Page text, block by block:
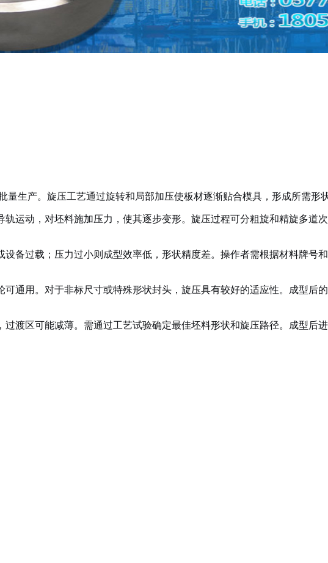
生产。旋压工艺通过旋转和局部加压使板材逐渐贴合模具，形成所需形状
运动，对坯料施加压力，使其逐步变形。旋压过程可分粗旋和精旋多道
备过载；压力过小则成型效率低，形状精度差。操作者需根据材料牌号
通用。对于非标尺寸或特殊形状封头，旋压具有较好的适应性。成型后
渡区可能减薄。需通过工艺试验确定最佳坯料形状和旋压路径。成型后